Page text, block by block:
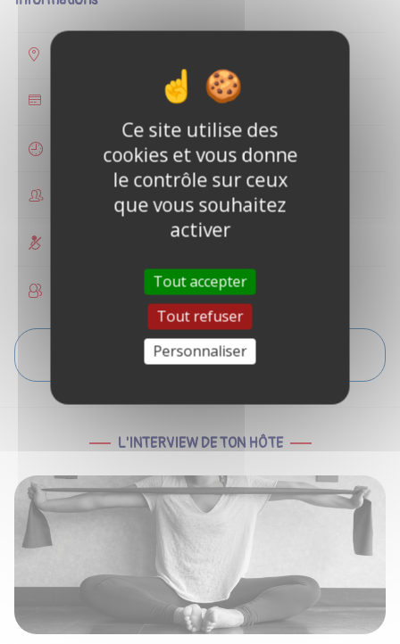
Non accessible PMR
Enfants non autorisés
VOIR L'ITINÉRAIRE
L'INTERVIEW DE TON HÔTE
Ce site utilise des
cookies et vous donne
le contrôle sur ceux
que vous souhaitez
activer
Tout accepter
Tout refuser
Personnaliser